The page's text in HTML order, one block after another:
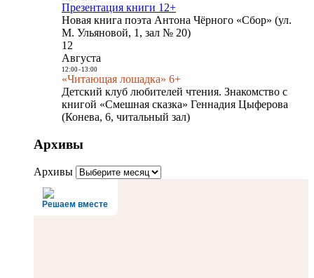
Презентация книги 12+
Новая книга поэта Антона Чёрного «Сбор» (ул.
М. Ульяновой, 1, зал № 20)
12
Августа
12:00- 13:00
«Читающая лошадка» 6+
Детский клуб любителей чтения. Знакомство с
книгой «Смешная сказка» Геннадия Цыферова
(Конева, 6, читальный зал)
Архивы
Архивы
Решаем вместе